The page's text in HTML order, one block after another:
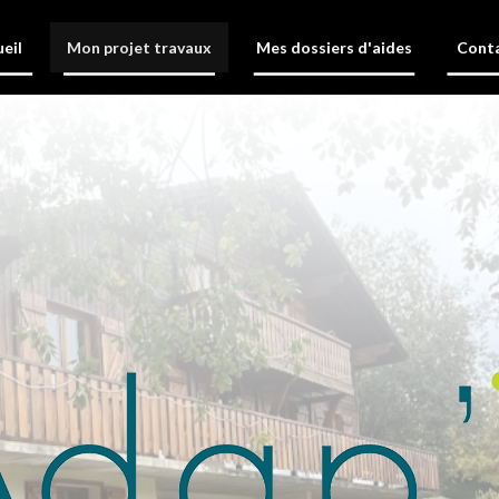
Mon projet travaux Mes dossiers d'aides